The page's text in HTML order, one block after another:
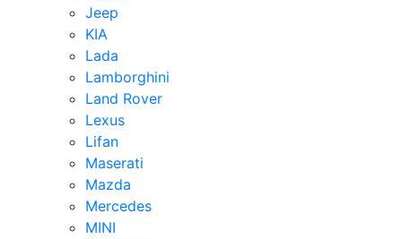
Jeep
KIA
Lada
Lamborghini
Land Rover
Lexus
Lifan
Maserati
Mazda
Mercedes
MINI